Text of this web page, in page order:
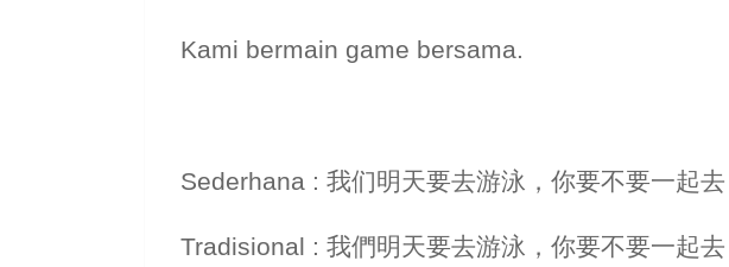
Kami bermain game bersama.
Sederhana : 我们明天要去游泳，你要不要一起去
Tradisional : 我們明天要去游泳，你要不要一起去